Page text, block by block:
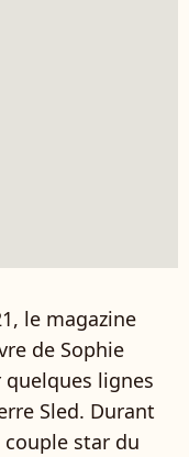
le magazine
de Sophie
quelques lignes
Sled. Durant
star du